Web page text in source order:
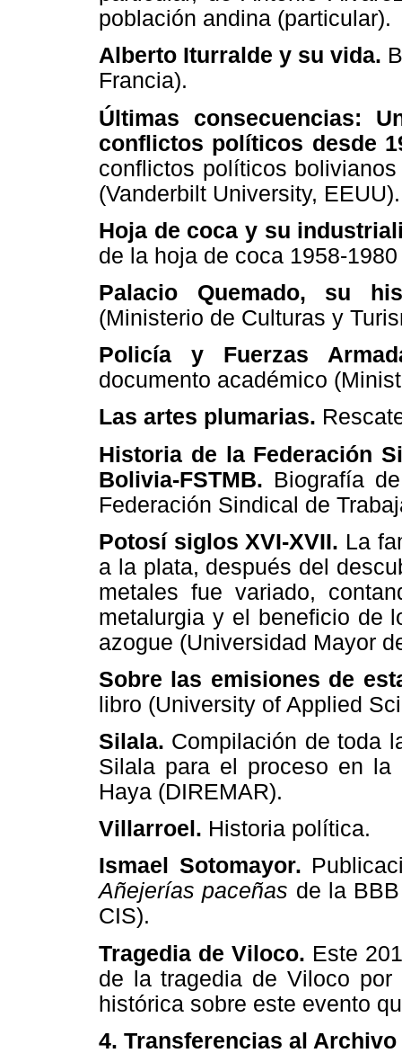
población andina (particular).
Alberto Iturralde y su vida.
Francia).
Últimas consecuencias:
conflictos políticos desde
conflictos políticos
(Vanderbilt University, EEUU).
Hoja de coca y su
de la hoja de coca 1958-
Palacio Quemado, su
(Ministerio de Culturas y
Policía y Fuerzas
documento académico
Las artes plumarias.
Historia de la Federación
Bolivia-FSTMB. Biografía
Federación Sindical de
Potosí siglos XVI-XVII. La
a la plata, después del
metales fue variado,
metalurgia y el beneficio de
azogue (Universidad Mayor
Sobre las emisiones de
libro (University of Applied
Silala. Compilación de toda
Silala para el proceso en la
Haya (DIREMAR).
Villarroel. Historia política.
Ismael Sotomayor.
Añejerías paceñas de la
CIS).
Tragedia de Viloco. Este
de la tragedia de Viloco
histórica sobre este evento
4. Transferencias al